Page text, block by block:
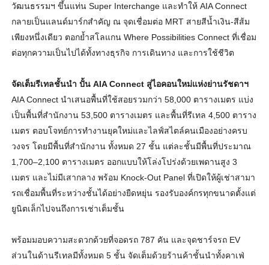
วัฒนธรรมฯ ขึ้นแท่น Super Interchange และทำให้ AIA Connect
กลายเป็นแลนด์มาร์กสำคัญ ณ จุดเชื่อมต่อ MRT สายสีน้ำเงิน-สีส้ม
เพียงหนึ่งเดียว ตอกย้ำสโลแกน Where Possibilities Connect ที่เชื่อม
ต่อทุกความเป็นไปได้ทั้งทางธุรกิจ การเดินทาง และการใช้ชีวิต
จัดเต็มรีเทลชั้นนำ ปั้น AIA Connect สู่ไอคอนใหม่แห่งย่านรัชดาฯ
AIA Connect นำเสนอพื้นที่ใช้สอยรวมกว่า 58,000 ตารางเมตร แบ่ง
เป็นพื้นที่สำนักงาน 53,500 ตารางเมตร และพื้นที่รีเทล 4,500 ตาราง
เมตร ตอบโจทย์การทำงานยุคใหม่และไลฟ์สไตล์คนเมืองอย่างครบ
วงจร โดยมีพื้นที่สำนักงาน ทั้งหมด 27 ชั้น แต่ละชั้นมีพื้นที่ประมาณ
1,700–2,100 ตารางเมตร ออกแบบให้โล่งโปร่งด้วยเพดานสูง 3
เมตร และไม่มีเสากลาง พร้อม Knock-Out Panel ที่เปิดให้ผู้เช่าสามา
รถเชื่อมพื้นที่ระหว่างชั้นได้อย่างยืดหยุ่น รองรับองค์กรทุกขนาดตั้งแต่
ยูนิตเล็กไปจนถึงการเช่าเต็มชั้น
พร้อมมอบความสะดวกด้วยที่จอดรถ 787 คัน และจุดชาร์จรถ EV
ส่วนในด้านรีเทลมีทั้งหมด 5 ชั้น จัดเต็มด้วยร้านค้าชั้นนำทั้งคาเฟ่